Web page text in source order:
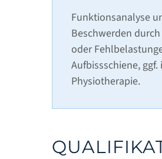
Funktionsanalyse
Beschwerden
oder
Aufbissschiene,
Physiotherapie.